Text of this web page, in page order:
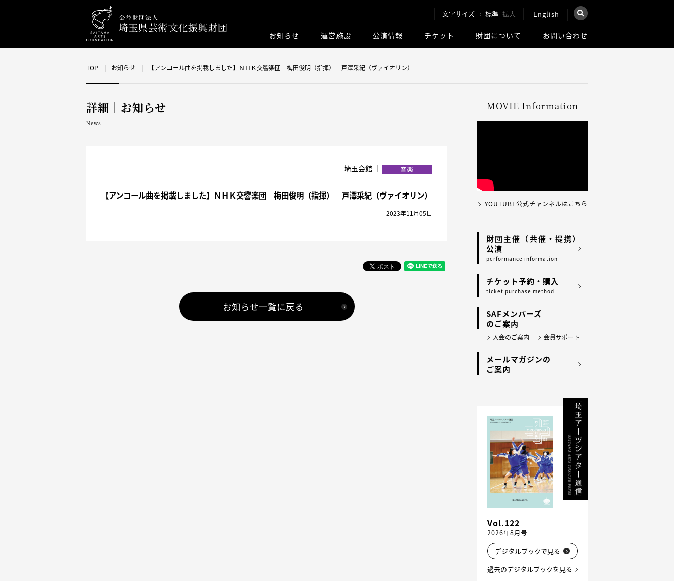
文字サイズ 標準 拡大 English
×
このサイト内を検索
お知らせ 運営施設 公演情報 チケット 財団について お問い合わせ
TOP お知らせ 【アンコール曲を掲載しました】ＮＨＫ交響楽団 梅田俊明（指揮） 戸澤采紀（ヴァイオリン）
詳細｜お知らせ
News
埼玉会館 ｜
【アンコール曲を掲載しました】ＮＨＫ交響楽団 梅田俊明（指揮） 戸澤采紀（ヴァイオリン）
2023年11月05日
お知らせ一覧に戻る
MOVIE Information
YOUTUBE公式チャンネルはこちら
財団主催（共催・提携）
公演
performance information
チケット予約・購入
ticket purchase method
SAFメンバーズ
のご案内
入会のご案内 会員サポート
メールマガジンの
ご案内
Vol.122
2026年8月号
デジタルブックで見る
過去のデジタルブックを見る